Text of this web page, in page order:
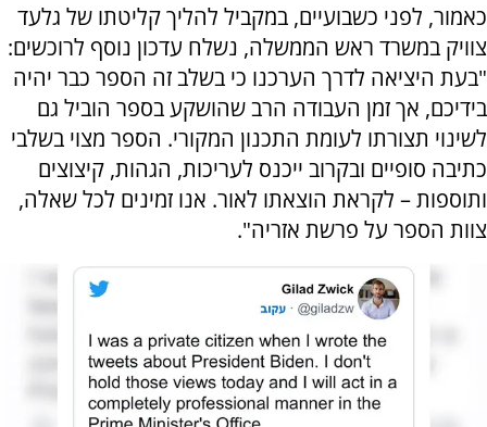
כאמור, לפני כשבועיים, במקביל להליך קליטתו של גלעד
צוויק במשרד ראש הממשלה, נשלח עדכון נוסף לרוכשים:
"בעת היציאה לדרך הערכנו כי בשלב זה הספר כבר יהיה
בידיכם, אך זמן העבודה הרב שהושקע בספר הוביל גם
לשינוי תצורתו לעומת התכנון המקורי. הספר מצוי בשלבי
כתיבה סופיים ובקרוב ייכנס לעריכות, הגהות, קיצוצים
ותוספות – לקראת הוצאתו לאור. אנו זמינים לכל שאלה,
צוות הספר על פרשת אזריה".